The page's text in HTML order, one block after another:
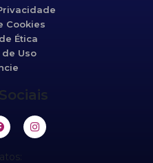
Cookies
Ética
Uso